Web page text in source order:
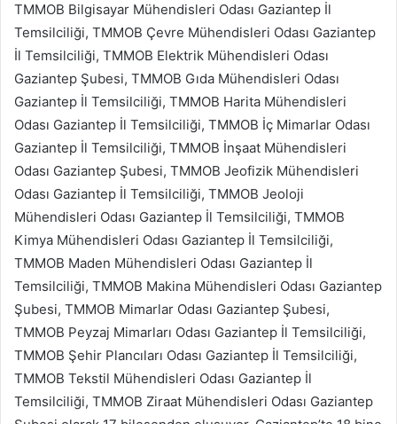
TMMOB Bilgisayar Mühendisleri Odası Gaziantep İl
Temsilciliği, TMMOB Çevre Mühendisleri Odası Gaziantep
İl Temsilciliği, TMMOB Elektrik Mühendisleri Odası
Gaziantep Şubesi, TMMOB Gıda Mühendisleri Odası
Gaziantep İl Temsilciliği, TMMOB Harita Mühendisleri
Odası Gaziantep İl Temsilciliği, TMMOB İç Mimarlar Odası
Gaziantep İl Temsilciliği, TMMOB İnşaat Mühendisleri
Odası Gaziantep Şubesi, TMMOB Jeofizik Mühendisleri
Odası Gaziantep İl Temsilciliği, TMMOB Jeoloji
Mühendisleri Odası Gaziantep İl Temsilciliği, TMMOB
Kimya Mühendisleri Odası Gaziantep İl Temsilciliği,
TMMOB Maden Mühendisleri Odası Gaziantep İl
Temsilciliği, TMMOB Makina Mühendisleri Odası Gaziantep
Şubesi, TMMOB Mimarlar Odası Gaziantep Şubesi,
TMMOB Peyzaj Mimarları Odası Gaziantep İl Temsilciliği,
TMMOB Şehir Plancıları Odası Gaziantep İl Temsilciliği,
TMMOB Tekstil Mühendisleri Odası Gaziantep İl
Temsilciliği, TMMOB Ziraat Mühendisleri Odası Gaziantep